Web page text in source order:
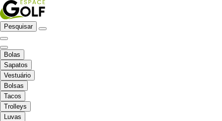
Pesquisar
Bolas
Sapatos
Vestuário
Bolsas
Tacos
Trolleys
Luvas